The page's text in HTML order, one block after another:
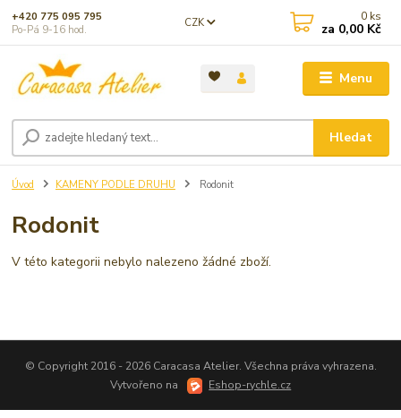
Menu
CZK
Hledat
+420 775 095 795
Po-Pá 9-16 hod.
0 ks
za 0,00 Kč
Úvod KAMENY PODLE DRUHU Rodonit
Rodonit
V této kategorii nebylo nalezeno žádné zboží.
© Copyright 2016 - 2026 Caracasa Atelier. Všechna práva vyhrazena.
Vytvořeno na
Eshop-rychle.cz